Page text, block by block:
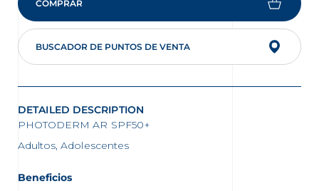
COMPRAR
BUSCADOR DE PUNTOS DE VENTA
DETAILED DESCRIPTION
PHOTODERM AR SPF50+
Adultos, Adolescentes
Beneficios